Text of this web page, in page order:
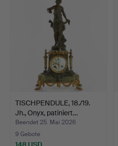
TISCHPENDULE, 18./19.
Jh., Onyx, patiniert…
Beendet 25. Mai 2026
9 Gebote